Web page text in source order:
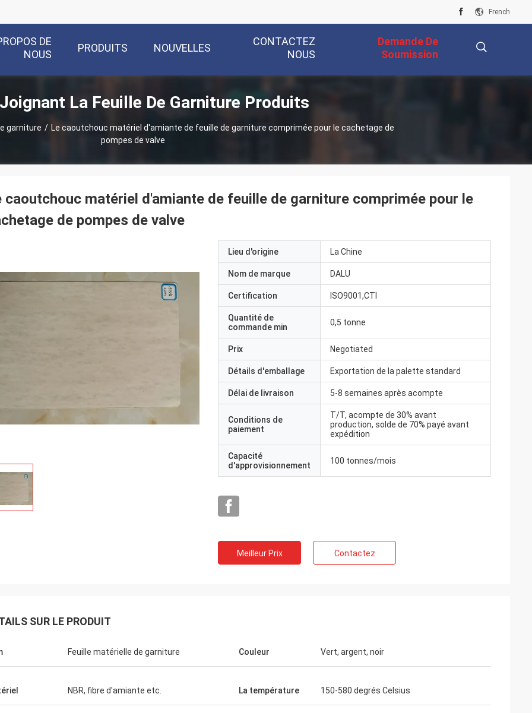
French
DE
NOUS
PRODUITS NOUVELLES
CONTACTEZ
NOUS
Demande De
Soumission
La Feuille De Garniture Produits
garniture / Le caoutchouc matériel d'amiante de feuille de garniture comprimée pour le cachetage de
pompes de valve
M. Chay
coopéré avec Xinyan depuis
de frein est bonne tout le
et pourrait être « meilleure
caoutchouc matériel d'amiante de feuille de garniture comprimée pour le
de pompes de valve
Lieu d'origine La Chine
Nom de marque DALU
Certification ISO9001,CTI
Quantité de
commande min
0,5 tonne
Prix Negotiated
Détails d'emballage Exportation de la palette standard
Délai de livraison 5-8 semaines après acompte
Conditions de
paiement
T/T, acompte de 30% avant
production, solde de 70% payé avant
expédition
Capacité
d'approvisionnement
100 tonnes/mois
Meilleur Prix Contactez
SUR LE PRODUIT
Feuille matérielle de garniture Couleur Vert, argent, noir
NBR, fibre d'amiante etc. La température 150-580 degrés Celsius